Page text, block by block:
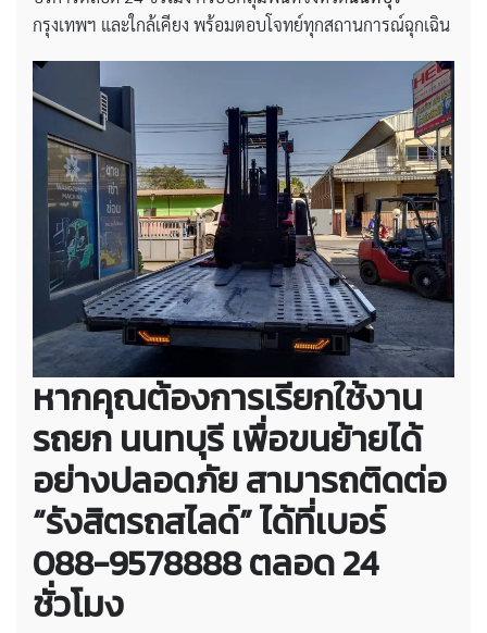
กรุงเทพฯ และใกล้เคียง พร้อมตอบโจทย์ทุกสถานการณ์ฉุกเฉิน
หากคุณต้องการเรียกใช้งาน
รถยก นนทบุรี เพื่อขนย้ายได้
อย่างปลอดภัย สามารถติดต่อ
“รังสิตรถสไลด์” ได้ที่เบอร์
088-9578888 ตลอด 24
ชั่วโมง